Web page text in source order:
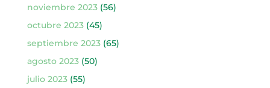
noviembre 2023(56)
octubre 2023(45)
septiembre 2023(65)
agosto 2023(50)
julio 2023(55)